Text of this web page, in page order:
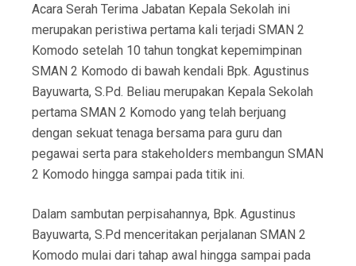
Acara Serah Terima Jabatan Kepala Sekolah ini
merupakan peristiwa pertama kali terjadi SMAN 2
Komodo setelah 10 tahun tongkat kepemimpinan
SMAN 2 Komodo di bawah kendali Bpk. Agustinus
Bayuwarta, S.Pd. Beliau merupakan Kepala Sekolah
pertama SMAN 2 Komodo yang telah berjuang
dengan sekuat tenaga bersama para guru dan
pegawai serta para stakeholders membangun SMAN
2 Komodo hingga sampai pada titik ini.
Dalam sambutan perpisahannya, Bpk. Agustinus
Bayuwarta, S.Pd menceritakan perjalanan SMAN 2
Komodo mulai dari tahap awal hingga sampai pada